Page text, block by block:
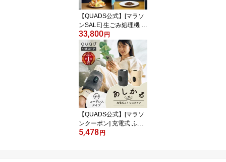
【QUADS公式】[マラソ
ンSALE] 生ごみ処理機 新
型GYUTTO Ver.2.0 ギュ
ット 乾燥 粉砕式 生ゴミ9
3%削減 大容量 4L 助成
金対象 脱臭 活性炭 自動
洗浄 静音 リニューアル
クワッズ 【メーカー保証
付き】
33,800 円
【QUADS公式】[マラソ
ンクーポン] 充電式 ふく
らはぎケア あしかる コ
5,478 円